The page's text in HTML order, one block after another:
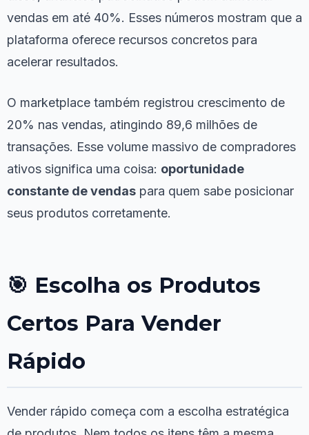
vendas em até 40%. Esses números mostram que a
plataforma oferece recursos concretos para
acelerar resultados.
O marketplace também registrou crescimento de
20% nas vendas, atingindo 89,6 milhões de
transações. Esse volume massivo de compradores
ativos significa uma coisa: oportunidade
constante de vendas para quem sabe posicionar
seus produtos corretamente.
🎯 Escolha os Produtos
Certos Para Vender
Rápido
Vender rápido começa com a escolha estratégica